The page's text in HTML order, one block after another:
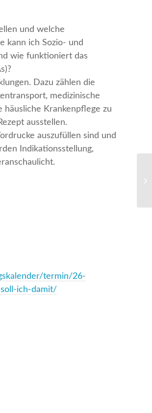
und welche
kann ich Sozio- und
wie funktioniert das
Dazu zählen die
medizinische
häusliche Krankenpflege zu
ausstellen.
auszufüllen sind und
Indikationsstellung,
termin/26-
ich-damit/